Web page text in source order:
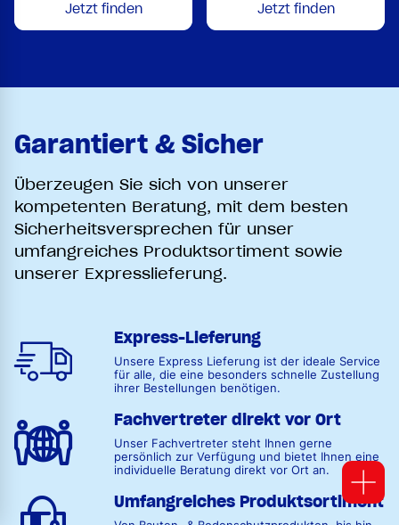
Jetzt finden Jetzt finden
Garantiert & Sicher
Überzeugen Sie sich von unserer
kompetenten Beratung, mit dem besten
Sicherheitsversprechen für unser
umfangreiches Produktsortiment sowie
unserer Expresslieferung.
Express-Lieferung
Unsere Express Lieferung ist der ideale Service
für alle, die eine besonders schnelle Zustellung
ihrer Bestellungen benötigen.
Fachvertreter direkt vor Ort
Unser Fachvertreter steht Ihnen gerne
persönlich zur Verfügung und bietet Ihnen eine
individuelle Beratung direkt vor Ort an.
Umfangreiches Produktsortiment